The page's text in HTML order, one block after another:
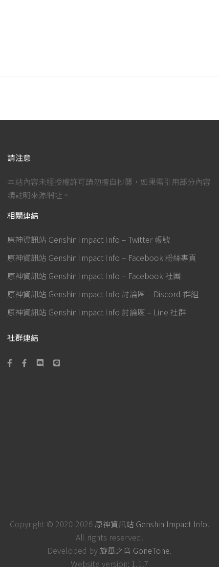
請注意
本站內容未經授權許可請勿擅自抄襲，如果需引用部分內容
請註明來源網址。
相關連結
原神資訊站 Genshin Impact Info – Twitter 帳號
原神資訊站 Genshin Impact Info – Facebook 粉絲專頁
原神資訊站 Genshin Impact Info – Facebook 社團
原神資訊站 Genshin Impact Info 討論區 – Discord 群組
原神資訊站 Genshin Impact Info 討論區 – Line 社群
社群連結
Copyright © 2020-2026 原神資訊站 Genshin Impact Info.
All rights reserved.
Developed by 旋風之音 GoneTone.
Website version: 1.1.7